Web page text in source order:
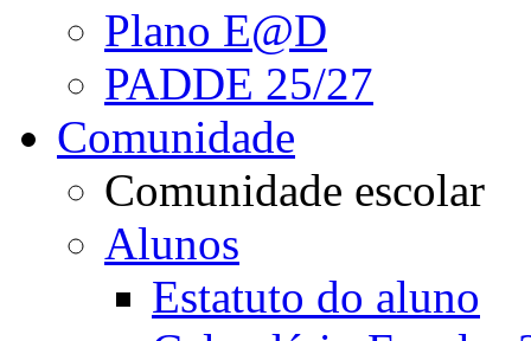
Plano E@D
PADDE 25/27
Comunidade
Comunidade escolar
Alunos
Estatuto do aluno